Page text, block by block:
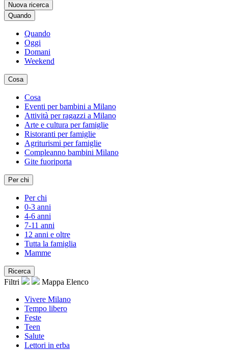
Nuova ricerca
Quando
Quando
Oggi
Domani
Weekend
Cosa
Cosa
Eventi per bambini a Milano
Attività per ragazzi a Milano
Arte e cultura per famiglie
Ristoranti per famiglie
Agriturismi per famiglie
Compleanno bambini Milano
Gite fuoriporta
Per chi
Per chi
0-3 anni
4-6 anni
7-11 anni
12 anni e oltre
Tutta la famiglia
Mamme
Ricerca
Filtri Mappa Elenco
Vivere Milano
Tempo libero
Feste
Teen
Salute
Lettori in erba